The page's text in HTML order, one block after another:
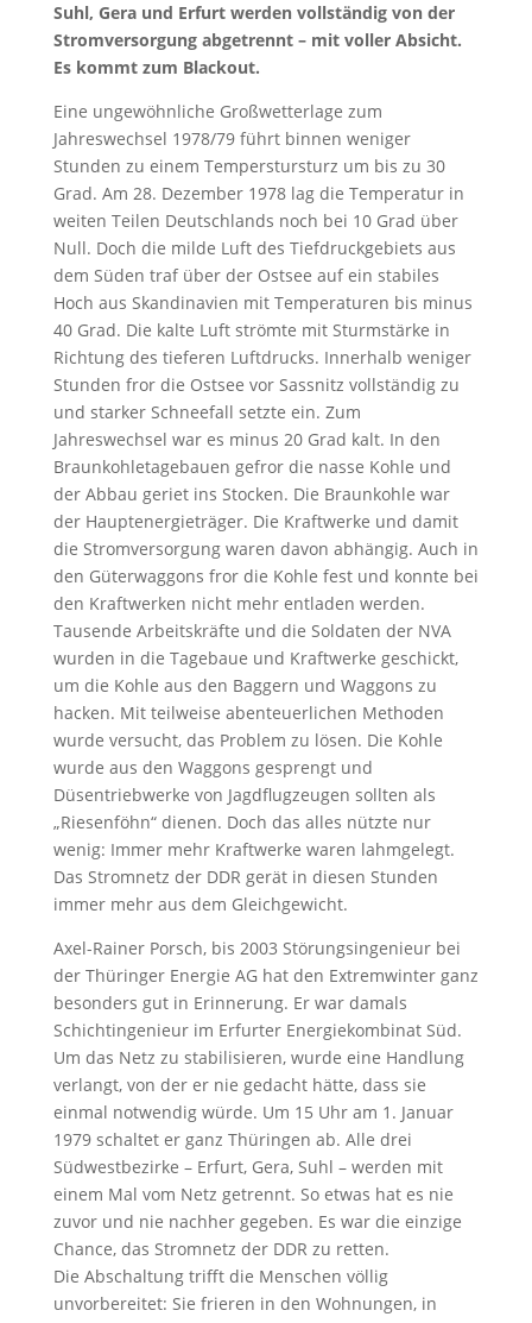
Suhl, Gera und Erfurt werden vollständig von der
Stromversorgung abgetrennt – mit voller Absicht.
Es kommt zum Blackout.
Eine ungewöhnliche Großwetterlage zum
Jahreswechsel 1978/79 führt binnen weniger
Stunden zu einem Temperstursturz um bis zu 30
Grad. Am 28. Dezember 1978 lag die Temperatur in
weiten Teilen Deutschlands noch bei 10 Grad über
Null. Doch die milde Luft des Tiefdruckgebiets aus
dem Süden traf über der Ostsee auf ein stabiles
Hoch aus Skandinavien mit Temperaturen bis minus
40 Grad. Die kalte Luft strömte mit Sturmstärke in
Richtung des tieferen Luftdrucks. Innerhalb weniger
Stunden fror die Ostsee vor Sassnitz vollständig zu
und starker Schneefall setzte ein. Zum
Jahreswechsel war es minus 20 Grad kalt. In den
Braunkohletagebauen gefror die nasse Kohle und
der Abbau geriet ins Stocken. Die Braunkohle war
der Hauptenergieträger. Die Kraftwerke und damit
die Stromversorgung waren davon abhängig. Auch in
den Güterwaggons fror die Kohle fest und konnte bei
den Kraftwerken nicht mehr entladen werden.
Tausende Arbeitskräfte und die Soldaten der NVA
wurden in die Tagebaue und Kraftwerke geschickt,
um die Kohle aus den Baggern und Waggons zu
hacken. Mit teilweise abenteuerlichen Methoden
wurde versucht, das Problem zu lösen. Die Kohle
wurde aus den Waggons gesprengt und
Düsentriebwerke von Jagdflugzeugen sollten als
„Riesenföhn“ dienen. Doch das alles nützte nur
wenig: Immer mehr Kraftwerke waren lahmgelegt.
Das Stromnetz der DDR gerät in diesen Stunden
immer mehr aus dem Gleichgewicht.
Axel-Rainer Porsch, bis 2003 Störungsingenieur bei
der Thüringer Energie AG hat den Extremwinter ganz
besonders gut in Erinnerung. Er war damals
Schichtingenieur im Erfurter Energiekombinat Süd.
Um das Netz zu stabilisieren, wurde eine Handlung
verlangt, von der er nie gedacht hätte, dass sie
einmal notwendig würde. Um 15 Uhr am 1. Januar
1979 schaltet er ganz Thüringen ab. Alle drei
Südwestbezirke – Erfurt, Gera, Suhl – werden mit
einem Mal vom Netz getrennt. So etwas hat es nie
zuvor und nie nachher gegeben. Es war die einzige
Chance, das Stromnetz der DDR zu retten.
Die Abschaltung trifft die Menschen völlig
unvorbereitet: Sie frieren in den Wohnungen, in